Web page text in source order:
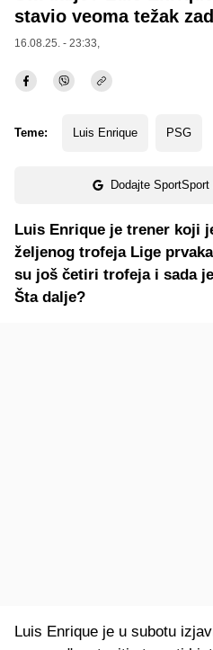
stavio veoma težak
16.08.25. - 23:33,
Teme: Luis Enrique PSG
Dodajte
Luis Enrique je trener koji
željenog trofeja Lige
su još četiri trofeja i sada
Šta dalje?
Luis Enrique je u subotu